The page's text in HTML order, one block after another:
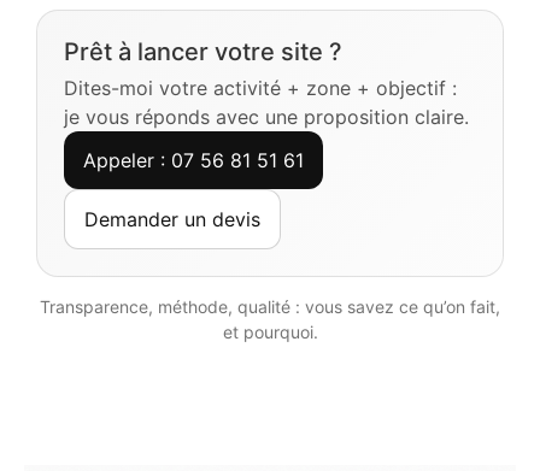
Prêt à lancer votre site ?
Dites-moi votre activité + zone + objectif :
je vous réponds avec une proposition claire.
Appeler : 07 56 81 51 61
Demander un devis
Transparence, méthode, qualité : vous savez ce qu’on fait,
et pourquoi.